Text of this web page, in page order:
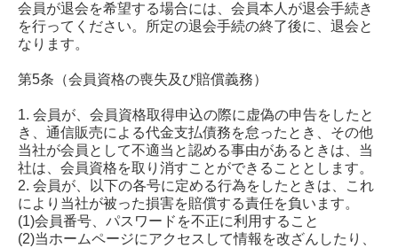
会員が退会を希望する場合には、会員本人が退会手続き
を行ってください。所定の退会手続の終了後に、退会と
なります。
第5条（会員資格の喪失及び賠償義務）
1. 会員が、会員資格取得申込の際に虚偽の申告をしたと
き、通信販売による代金支払債務を怠ったとき、その他
当社が会員として不適当と認める事由があるときは、当
社は、会員資格を取り消すことができることとします。
2. 会員が、以下の各号に定める行為をしたときは、これ
により当社が被った損害を賠償する責任を負います。
(1)会員番号、パスワードを不正に利用すること
(2)当ホームページにアクセスして情報を改ざんしたり、